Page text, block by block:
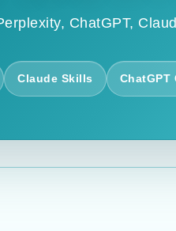
ChatGPT
Claude Skills